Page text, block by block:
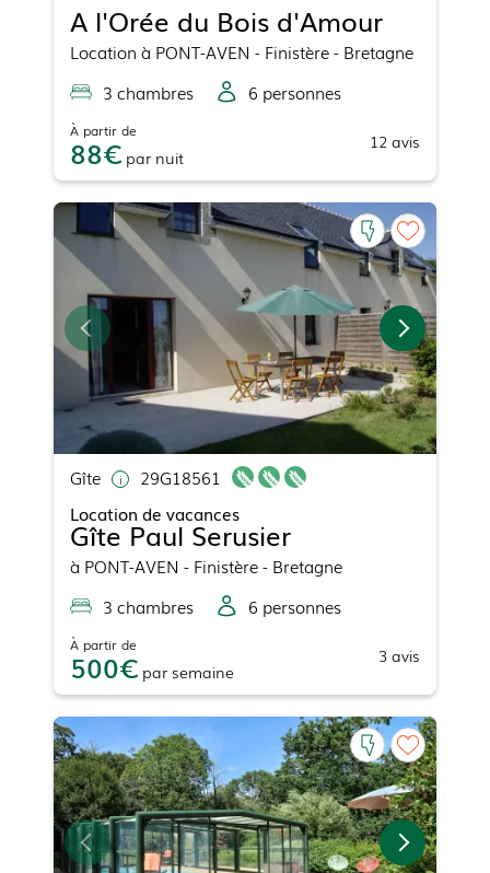
A l'Orée du Bois d'Amour
Location à PONT-AVEN - Finistère - Bretagne
3 chambres 6 personnes
À partir de
88 par nuit
12 avis
Gîte
29G18561
Location de vacances
Gîte Paul Serusier
à PONT-AVEN - Finistère - Bretagne
3 chambres 6 personnes
À partir de
500 par semaine
3 avis